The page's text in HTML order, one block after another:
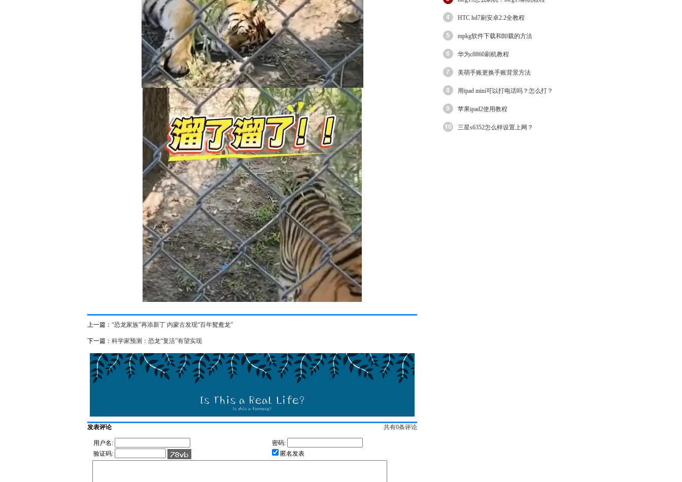
上一篇： “恐龙家族”再添新丁 内蒙古发现“百年鸳鸯龙”
下一篇： 科学家预测：恐龙“复活”有望实现
发表评论 共有0条评论
用户名:
密码:
验证码:
匿名发表
HTC hd7刷安卓2.2全教程
mpkg软件下载和卸载的方法
华为c8860刷机教程
美萌手账更换手账背景方法
用ipad mini可以打电话吗？怎么打？
苹果ipad2使用教程
三星s6352怎么样设置上网？